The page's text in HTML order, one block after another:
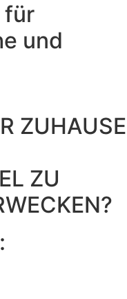
für
und
ZUHAUSE
ZU